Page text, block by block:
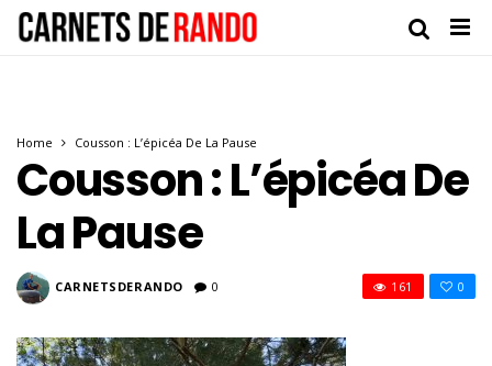
Home Cousson : L’épicéa De La Pause
Cousson : L’épicéa De
La Pause
CARNETSDERANDO 0 0
161